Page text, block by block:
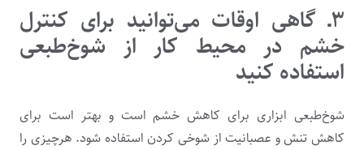
۳ـ گاهی اوقات می‌توانید برای کنترل
خشم در محیط کار از شوخ‌طبعی
استفاده کنید
شوخ‌طبعی ابزاری برای کاهش خشم است و بهتر است برای
کاهش تنش و عصبانیت از شوخی کردن استفاده شود. هرچیزی را